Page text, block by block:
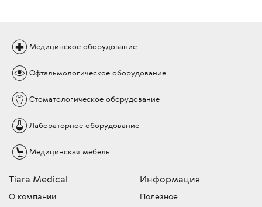
Медицинское оборудование
Офтальмологическое оборудование
Стоматологическое оборудование
Лабораторное оборудование
Медицинская мебель
Tiara Medical
О компании
Информация
Полезное